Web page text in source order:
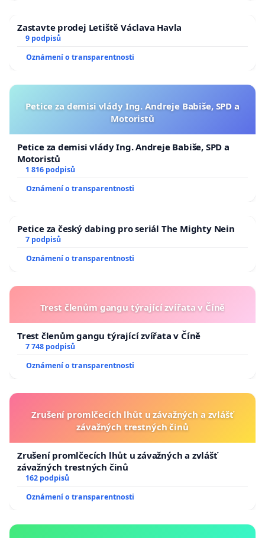
Zastavte prodej Letiště Václava Havla
9 podpisů
Oznámení o transparentnosti
Petice za demisi vlády Ing. Andreje Babiše, SPD a
Motoristů
Petice za demisi vlády Ing. Andreje Babiše, SPD a
Motoristů
1 816 podpisů
Oznámení o transparentnosti
Petice za český dabing pro seriál The Mighty Nein
7 podpisů
Oznámení o transparentnosti
Trest členům gangu týrající zvířata v Číně
Trest členům gangu týrající zvířata v Číně
7 748 podpisů
Oznámení o transparentnosti
Zrušení promlčecích lhůt u závažných a zvlášť
závažných trestných činů
Zrušení promlčecích lhůt u závažných a zvlášť
závažných trestných činů
162 podpisů
Oznámení o transparentnosti